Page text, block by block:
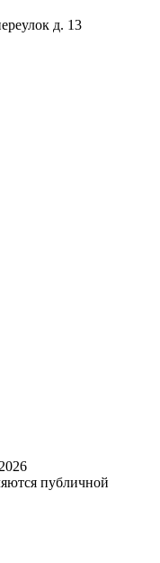
д. 13
публичной